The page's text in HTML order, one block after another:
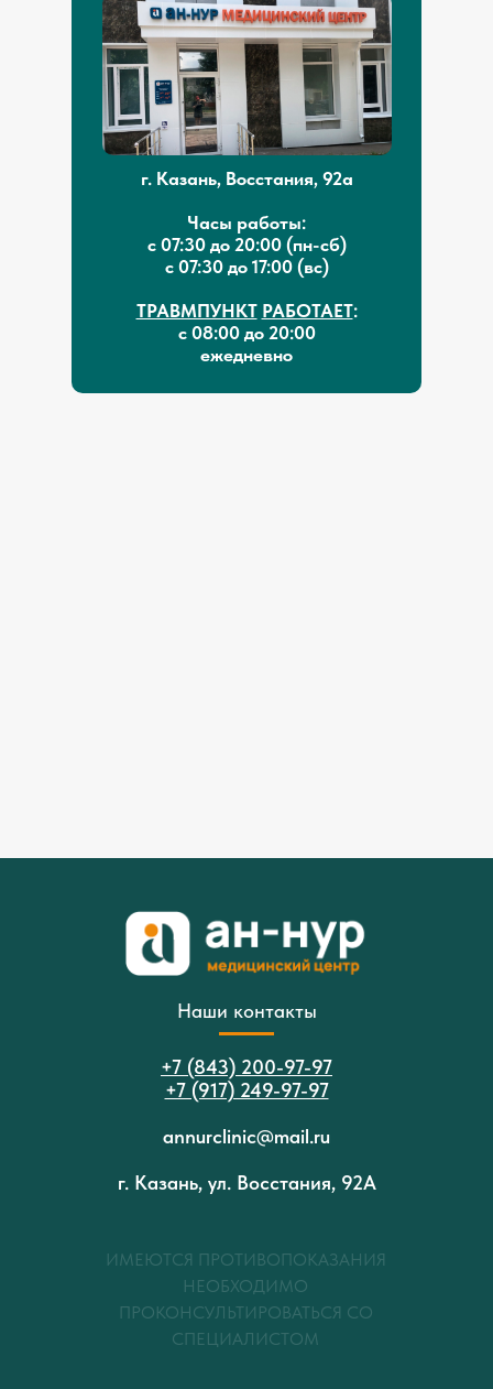
г. Казань, Восстания, 92а
Часы работы:
с 07:30 до 20:00 (пн-сб)
с 07:30 до 17:00 (вс)
ТРАВМПУНКТ РАБОТАЕТ:
с 08:00 до 20:00
ежедневно
Наши контакты
+7 (843) 200-97-97
+7 (917) 249-97-97
annurclinic@mail.ru
г. Казань, ул. Восстания, 92А
ИМЕЮТСЯ ПРОТИВОПОКАЗАНИЯ
НЕОБХОДИМО
ПРОКОНСУЛЬТИРОВАТЬСЯ СО
СПЕЦИАЛИСТОМ